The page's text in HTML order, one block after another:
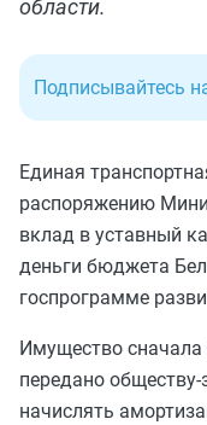
области.
Подписывайтесь
Единая
распоряжению
вклад в уставный
деньги бюджета
госпрограмме
Имущество сначала
передано
начислять